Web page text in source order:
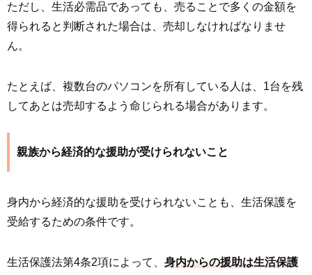
ただし、生活必需品であっても、売ることで多くの金額を
得られると判断された場合は、売却しなければなりませ
ん。
たとえば、複数台のパソコンを所有している人は、1台を残
してあとは売却するよう命じられる場合があります。
親族から経済的な援助が受けられないこと
身内から経済的な援助を受けられないことも、生活保護を
受給するための条件です。
生活保護法第4条2項によって、 身内からの援助は生活保護